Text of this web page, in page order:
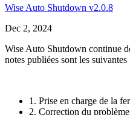
Wise Auto Shutdown v2.0.8
Dec 2, 2024
Wise Auto Shutdown continue
notes publiées sont les suivantes
1. Prise en charge de la
2. Correction du